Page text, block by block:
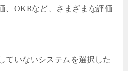
、OKRなど、さまざまな評価
ていないシステムを選択した